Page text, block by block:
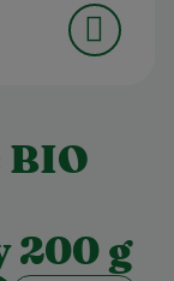
BIO
200 g